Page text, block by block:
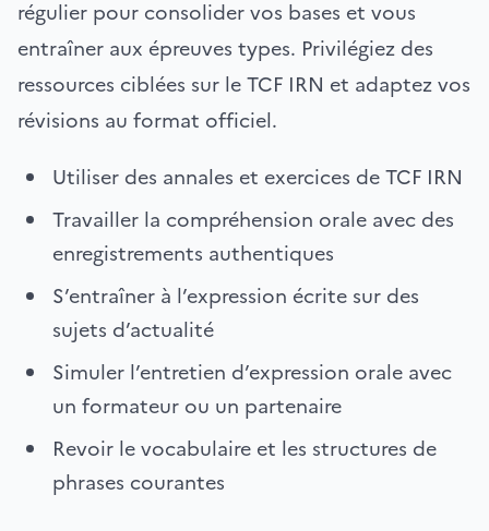
régulier pour consolider vos bases et vous
entraîner aux épreuves types. Privilégiez des
ressources ciblées sur le TCF IRN et adaptez vos
révisions au format officiel.
Utiliser des annales et exercices de TCF IRN
Travailler la compréhension orale avec des
enregistrements authentiques
S’entraîner à l’expression écrite sur des
sujets d’actualité
Simuler l’entretien d’expression orale avec
un formateur ou un partenaire
Revoir le vocabulaire et les structures de
phrases courantes